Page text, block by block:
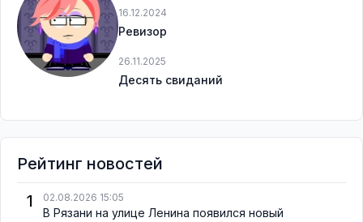
16.12.2024
Ревизор
26.11.2025
Десять свиданий
Рейтинг новостей
1
02.08.2026 15:05
В Рязани на улице Ленина появился новый